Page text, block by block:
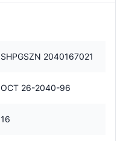
SHPGSZN 2040167021
ОСТ 26-2040-96
16